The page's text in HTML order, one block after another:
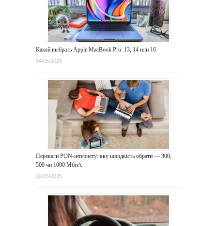
Какой выбрать Apple MacBook Pro: 13, 14 или 16
04/05/2025
Переваги PON-інтернету: яку швидкість обрати — 300,
500 чи 1000 Мбіт/с
02/05/2025